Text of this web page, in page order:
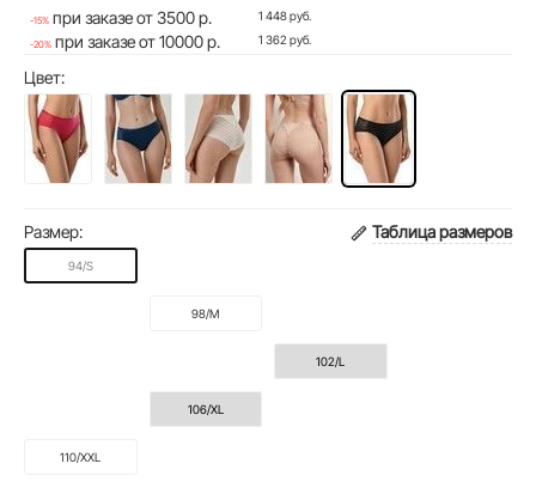
-15% при заказе от 3500 р. 1 448 руб.
-20% при заказе от 10000 р. 1 362 руб.
Цвет:
Размер: Таблица размеров
94/S
98/M
102/L
106/XL
110/XXL